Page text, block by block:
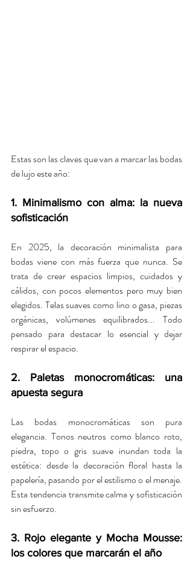
Estas son las claves que van a marcar las bodas
de lujo este año:
1. Minimalismo con alma: la nueva
sofisticación
En 2025, la decoración minimalista para
bodas viene con más fuerza que nunca. Se
trata de crear espacios limpios, cuidados y
cálidos, con pocos elementos pero muy bien
elegidos. Telas suaves como lino o gasa, piezas
orgánicas, volúmenes equilibrados... Todo
pensado para destacar lo esencial y dejar
respirar el espacio.
2. Paletas monocromáticas: una
apuesta segura
Las bodas monocromáticas son pura
elegancia. Tonos neutros como blanco roto,
piedra, topo o gris suave inundan toda la
estética: desde la decoración floral hasta la
papelería, pasando por el estilismo o el menaje.
Esta tendencia transmite calma y sofisticación
sin esfuerzo.
3. Rojo elegante y Mocha Mousse:
los colores que marcarán el año